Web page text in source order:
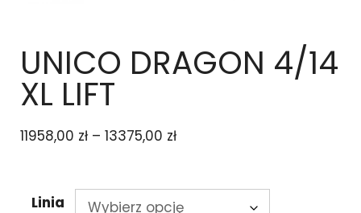
UNICO DRAGON 4/14
XL LIFT
11958,00 zł – 13375,00 zł
Linia